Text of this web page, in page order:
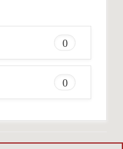
0
0